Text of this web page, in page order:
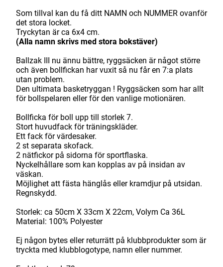
Som tillval kan du få ditt NAMN och NUMMER ovanför
det stora locket.
Tryckytan är ca 6x4 cm.
(Alla namn skrivs med stora bokstäver)
Ballzak III nu ännu bättre, ryggsäcken är något större
och även bollfickan har vuxit så nu får en 7:a plats
utan problem.
Den ultimata basketryggan ! Ryggsäcken som har allt
för bollspelaren eller för den vanlige motionären.
Bollficka för boll upp till storlek 7.
Stort huvudfack för träningskläder.
Ett fack för värdesaker.
2 st separata skofack.
2 nätfickor på sidorna för sportflaska.
Nyckelhållare som kan kopplas av på insidan av
väskan.
Möjlighet att fästa hänglås eller kramdjur på utsidan.
Regnskydd.
Storlek: ca 50cm X 33cm X 22cm, Volym Ca 36L
Material: 100% Polyester
Ej någon bytes eller returrätt på klubbprodukter som är
tryckta med klubblogotype, namn eller nummer.